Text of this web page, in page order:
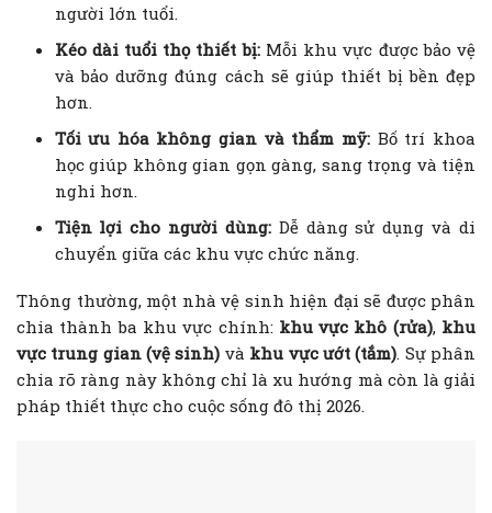
người lớn tuổi.
Kéo dài tuổi thọ thiết bị:Mỗi khu vực được bảo vệ
và bảo dưỡng đúng cách sẽ giúp thiết bị bền đẹp
hơn.
Tối ưu hóa không gian và thẩm mỹ: Bố trí khoa
học giúp không gian gọn gàng, sang trọng và tiện
nghi hơn.
Tiện lợi cho người dùng:Dễ dàng sử dụng và di
chuyển giữa các khu vực chức năng.
Thông thường, một nhà vệ sinh hiện đại sẽ được phân
chia thành ba khu vực chính: khu vực khô (rửa), khu
vực trung gian (vệ sinh) và khu vực ướt (tắm). Sự phân
chia rõ ràng này không chỉ là xu hướng mà còn là giải
pháp thiết thực cho cuộc sống đô thị 2026.